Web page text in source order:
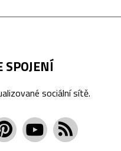
SPOJENÍ
sociální sítě.